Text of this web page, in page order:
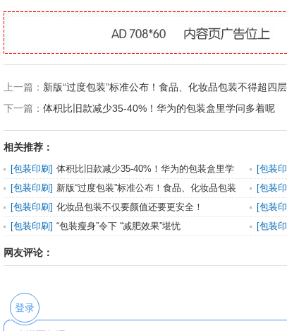
上一篇： 新版“过度包装”标准公布！食品、化妆品包装不得超四层
下一篇： 体积比旧款减少35-40%！华为的包装盒里学问多着呢
相关推荐：
[包装印刷 ] 体积比旧款减少35-40%！华为的包装盒里学
问多着呢
[包装
[包装印刷 ] 新版“过度包装”标准公布！食品、化妆品包装
不得超四
[包装
[包装印刷 ] 化妆品包装不仅要颜值还要更安全！ [包装
技术
[包装印刷 ] “包装瘦身”令下 “减肥效果”堪忧 [包装
网友评论：
登录